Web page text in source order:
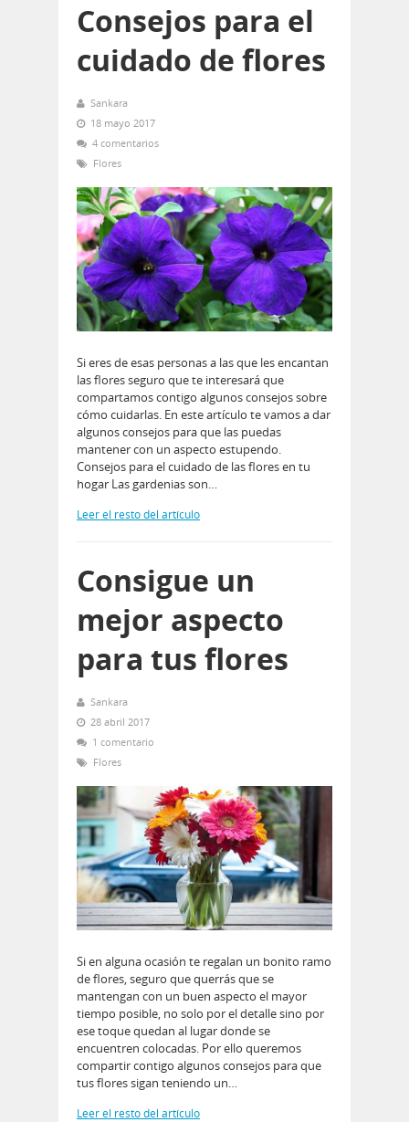
Consejos para el
cuidado de flores
Sankara
18 mayo 2017
4 comentarios
Flores
Si eres de esas personas a las que les encantan
las flores seguro que te interesará que
compartamos contigo algunos consejos sobre
cómo cuidarlas. En este artículo te vamos a dar
algunos consejos para que las puedas
mantener con un aspecto estupendo.
Consejos para el cuidado de las flores en tu
hogar Las gardenias son…
Leer el resto del artículo
Consigue un
mejor aspecto
para tus flores
Sankara
28 abril 2017
1 comentario
Flores
Si en alguna ocasión te regalan un bonito ramo
de flores, seguro que querrás que se
mantengan con un buen aspecto el mayor
tiempo posible, no solo por el detalle sino por
ese toque quedan al lugar donde se
encuentren colocadas. Por ello queremos
compartir contigo algunos consejos para que
tus flores sigan teniendo un…
Leer el resto del artículo